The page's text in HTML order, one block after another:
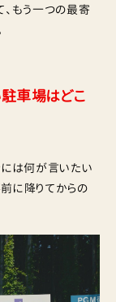
もう一つの最寄
駐車場はどこ
には何が言いたい
に降りてからの